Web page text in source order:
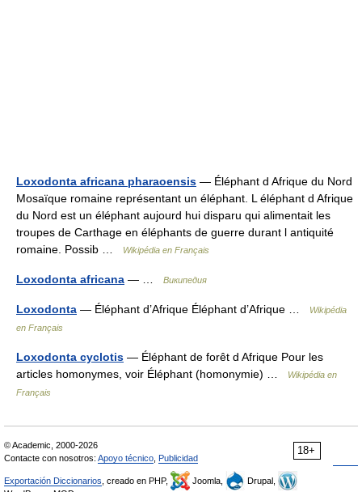
Loxodonta africana pharaoensis — Éléphant d Afrique du Nord
Mosaïque romaine représentant un éléphant. L éléphant d Afrique
du Nord est un éléphant aujourd hui disparu qui alimentait les
troupes de Carthage en éléphants de guerre durant l antiquité
romaine. Possib …
Wikipédia en Français
Loxodonta africana — … Википедия
Loxodonta — Éléphant d’Afrique Éléphant d’Afrique …
Wikipédia
en Français
Loxodonta cyclotis — Éléphant de forêt d Afrique Pour les
articles homonymes, voir Éléphant (homonymie) …
Wikipédia en
Français
18+
© Academic, 2000-2026
Contacte con nosotros: Apoyo técnico Publicidad
Exportación Diccionarios , creado en PHP, Joomla,
Drupal,